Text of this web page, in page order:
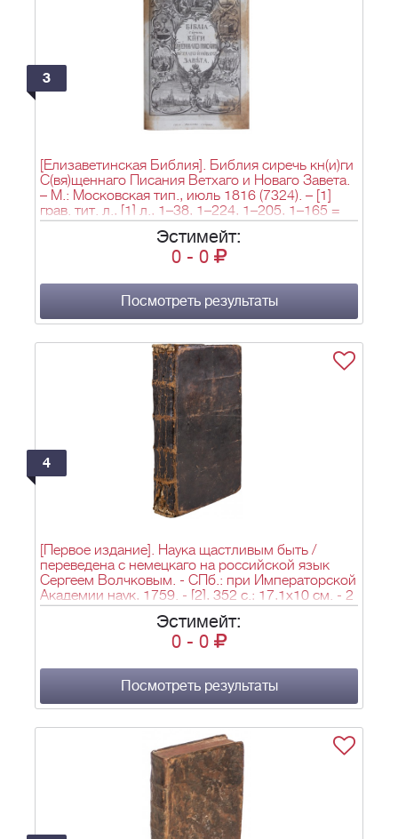
3
[Елизаветинская Библия]. Библия сиречь кн(и)ги
С(вя)щеннаго Писания Ветхаго и Новаго Завета.
– М.: Московская тип., июль 1816 (7324). – [1]
грав. тит. л., [1] л., 1–38, 1–224, 1–205, 1–165 =
634 л.; 10 строк=60 мм; 42,7х27,5 см.
Эстимейт:
0 - 0
Посмотреть результаты
4
[Первое издание]. Наука щастливым быть /
переведена с немецкаго на российской язык
Сергеем Волчковым. - СПб.: при Императорской
Академии наук, 1759. - [2], 352 с.; 17,1х10 см. - 2
450 экз.
Эстимейт:
0 - 0
Посмотреть результаты